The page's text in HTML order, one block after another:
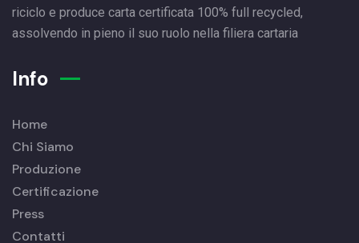
riciclo e produce carta certificata 100% full recycled,
assolvendo in pieno il suo ruolo nella filiera cartaria
Info
Home
Chi Siamo
Produzione
Certificazione
Press
Contatti